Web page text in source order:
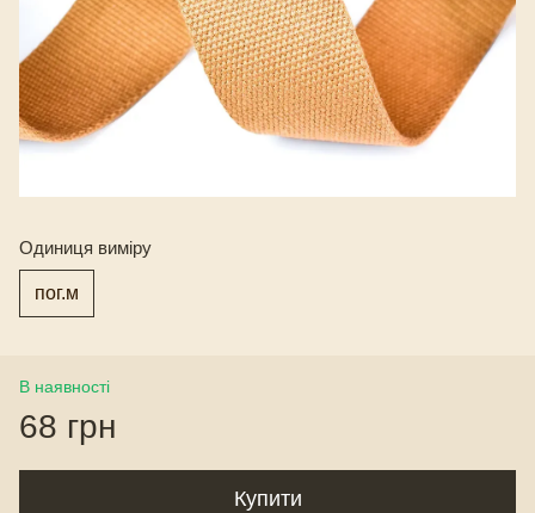
Одиниця виміру
пог.м
В наявності
68 грн
Купити